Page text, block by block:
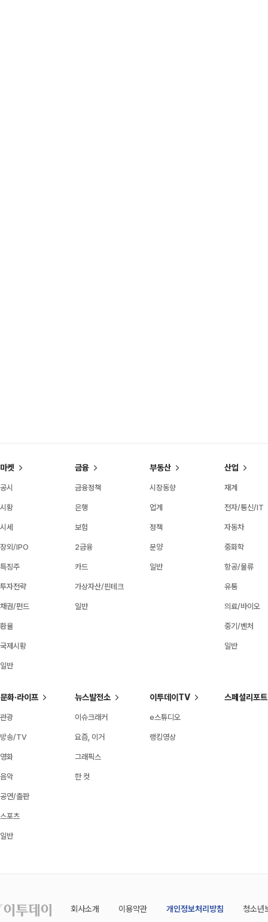
마켓
공시
시황
시세
장외/IPO
특징주
투자전략
채권/펀드
환율
국제시황
일반
금융
금융정책
은행
보험
2금융
카드
가상자산/핀테크
일반
부동산
시장동향
업계
정책
분양
일반
산업
재계
전자/통신/IT
자동차
중화학
항공/물류
유통
의료/바이오
중기/벤처
일반
문화·라이프
관광
방송/TV
영화
음악
공연/출판
스포츠
일반
뉴스발전소
이슈크래커
요즘, 이거
그래픽스
한 컷
이투데이TV
e스튜디오
랭킹영상
스페셜리포트
회사소개 이용약관 개인정보처리방침 청소년